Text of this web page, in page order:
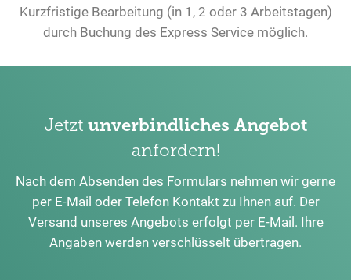
Kurzfristige Bearbeitung (in 1, 2 oder 3 Arbeitstagen)
durch Buchung des Express Service möglich.
Jetzt unverbindliches Angebot
anfordern!
Nach dem Absenden des Formulars nehmen wir gerne
per E-Mail oder Telefon Kontakt zu Ihnen auf. Der
Versand unseres Angebots erfolgt per E-Mail. Ihre
Angaben werden verschlüsselt übertragen.